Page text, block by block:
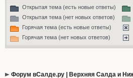
Открытая тема (есть новые ответы)
Открытая тема (нет новых ответов)
Горячая тема (есть новые ответы)
Горячая тема (нет новых ответов)
Форум вСалде.ру | Верхняя Салда и